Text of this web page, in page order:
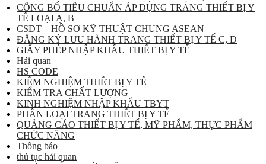
CÔNG BỐ TIÊU CHUẨN ÁP DỤNG TRANG THIẾT BỊ Y
TẾ LOẠI A, B
CSDT – HỒ SƠ KỸ THUẬT CHUNG ASEAN
ĐĂNG KÝ LƯU HÀNH TRANG THIẾT BỊ Y TẾ C, D
GIẤY PHÉP NHẬP KHẨU THIẾT BỊ Y TẾ
Hải quan
HS CODE
KIỂM NGHIỆM THIẾT BỊ Y TẾ
KIỂM TRA CHẤT LƯỢNG
KINH NGHIỆM NHẬP KHẨU TBYT
PHÂN LOẠI TRANG THIẾT BỊ Y TẾ
QUẢNG CÁO THIẾT BỊ Y TẾ, MỸ PHẨM, THỰC PHẨM
CHỨC NĂNG
Thông báo
thủ tục hải quan